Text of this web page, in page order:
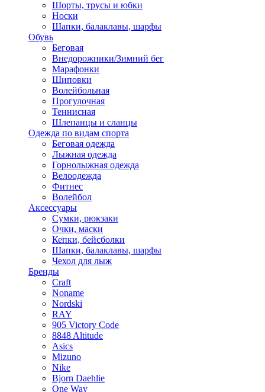
Шорты, трусы и юбки
Носки
Шапки, балаклавы, шарфы
Обувь
Беговая
Внедорожники/Зимний бег
Марафонки
Шиповки
Волейбольная
Прогулочная
Теннисная
Шлепанцы и сланцы
Одежда по видам спорта
Беговая одежда
Лыжная одежда
Горнолыжная одежда
Велоодежда
Фитнес
Волейбол
Аксессуары
Сумки, рюкзаки
Очки, маски
Кепки, бейсболки
Шапки, балаклавы, шарфы
Чехол для лыж
Бренды
Craft
Noname
Nordski
RAY
905 Victory Code
8848 Altitude
Asics
Mizuno
Nike
Bjorn Daehlie
One Way